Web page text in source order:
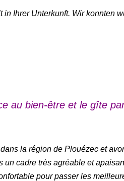
in Ihrer Unterkunft. Wir konnten
au bien-être et le gîte
la région de Plouézec et
cadre très agréable et
pour passer les